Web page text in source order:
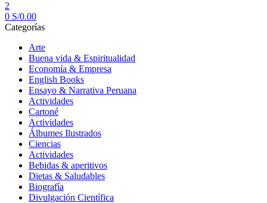
2
0 S/0.00
Categorías
Arte
Buena vida & Espiritualidad
Economía & Empresa
English Books
Ensayo & Narrativa Peruana
Actividades
Cartoné
Actividades
Álbumes Ilustrados
Ciencias
Actividades
Bebidas & aperitivos
Dietas & Saludables
Biografía
Divulgación Científica